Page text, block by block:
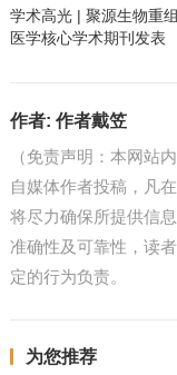
学术高光 | 聚源生物重
医学核心学术期刊发表
作者: 作者戴笠
（免责声明：本网站
自媒体作者投稿，凡
将尽力确保所提供信
准确性及可靠性，读
定的行为负责。
为您推荐